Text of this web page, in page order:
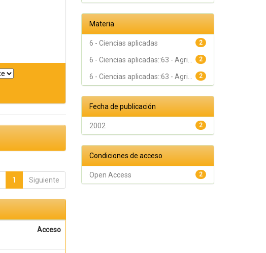
1 Siguiente
Acceso
Materia
2
6 - Ciencias aplicadas
2
6 - Ciencias aplicadas::63 - Agri...
2
6 - Ciencias aplicadas::63 - Agri...
Fecha de publicación
2
2002
Condiciones de acceso
2
Open Access